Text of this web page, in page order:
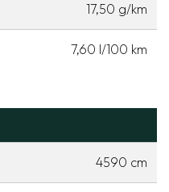
17,50 g/km
7,60 l/100 km
4590 cm